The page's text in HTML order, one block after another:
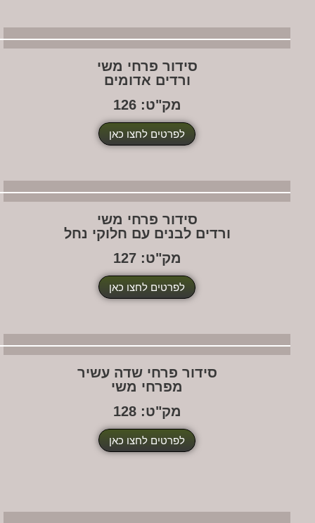
סידור פרחי משי
ורדים אדומים
מק"ט: 126
לפרטים לחצו כאן
סידור פרחי משי
ורדים לבנים עם חלוקי נחל
מק"ט: 127
לפרטים לחצו כאן
סידור פרחי שדה עשיר
מפרחי משי
מק"ט: 128
לפרטים לחצו כאן